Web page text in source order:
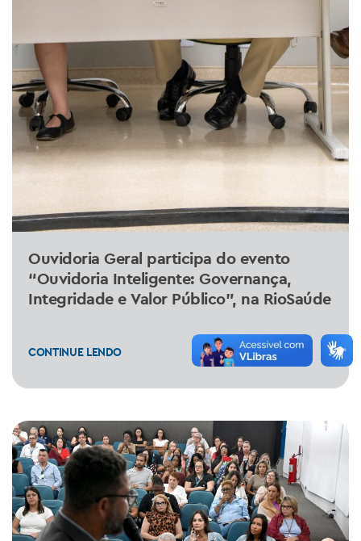
Ouvidoria Geral participa do evento
“Ouvidoria Inteligente: Governança,
Integridade e Valor Público”, na RioSaúde
CONTINUE LENDO